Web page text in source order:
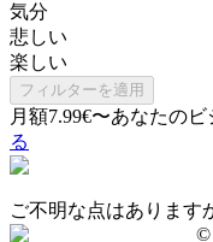
気分
悲しい
楽しい
フィルターを適用
月額7.99€〜あなたのビ
る
ご不明な点はあります
©